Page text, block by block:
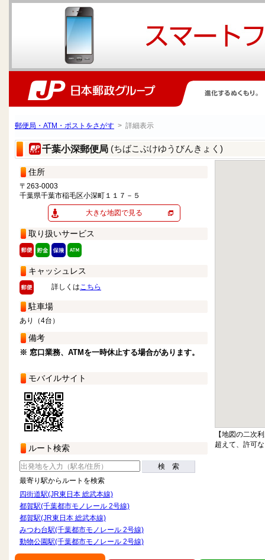
郵便局・ATM・ポストをさがす > 詳細表示
千葉小深郵便局 (ちばこぶけゆうびんきょく)
住所
〒263-0003
千葉県千葉市稲毛区小深町１１７－５
大きな地図で見る
取り扱いサービス
キャッシュレス
詳しくはこちら
駐車場
あり（4台）
備考
※ 窓口業務、ATMを一時休止する場合があります。
モバイルサイト
ルート検索
検 索
最寄り駅からルートを検索
四街道駅(JR東日本 総武本線)
都賀駅(千葉都市モノレール 2号線)
都賀駅(JR東日本 総武本線)
みつわ台駅(千葉都市モノレール 2号線)
動物公園駅(千葉都市モノレール 2号線)
【地図の二次
超えて、許可